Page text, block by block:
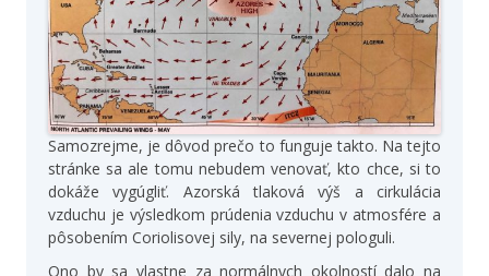
Samozrejme, je dôvod prečo to funguje takto. Na tejto
stránke sa ale tomu nebudem venovať, kto chce, si to
dokáže vygúgliť. Azorská tlaková výš a cirkulácia
vzduchu je výsledkom prúdenia vzduchu v atmosfére a
pôsobením Coriolisovej sily, na severnej pologuli.
Ono by sa vlastne za normálnych okolností dalo na